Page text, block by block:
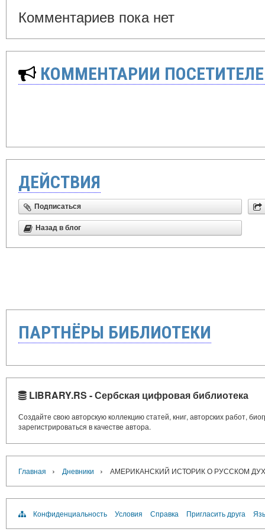
Комментариев пока нет
КОММЕНТАРИИ
ДЕЙСТВИЯ
Подписаться
Назад в блог
ПАРТНЁРЫ БИБЛИОТЕКИ
LIBRARY.RS - Сербская цифровая библиотека
Создайте свою авторскую коллекцию статей, книг, авторских работ,
зарегистрироваться в качестве автора.
Главная › Дневники › АМЕРИКАНСКИЙ ИСТОРИК О РУССКОМ
Конфиденциальность Условия Справка Пригласить друга